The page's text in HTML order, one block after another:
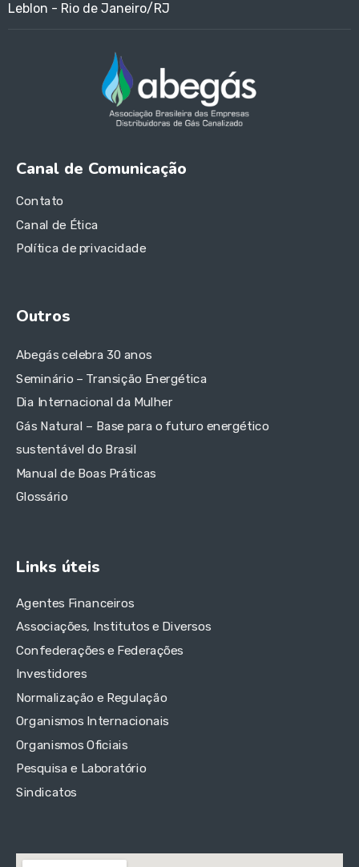
Leblon - Rio de Janeiro/RJ
Canal de Comunicação
Contato
Canal de Ética
Política de privacidade
Outros
Abegás celebra 30 anos
Seminário – Transição Energética
Dia Internacional da Mulher
Gás Natural – Base para o futuro energético
sustentável do Brasil
Manual de Boas Práticas
Glossário
Links úteis
Agentes Financeiros
Associações, Institutos e Diversos
Confederações e Federações
Investidores
Normalização e Regulação
Organismos Internacionais
Organismos Oficiais
Pesquisa e Laboratório
Sindicatos